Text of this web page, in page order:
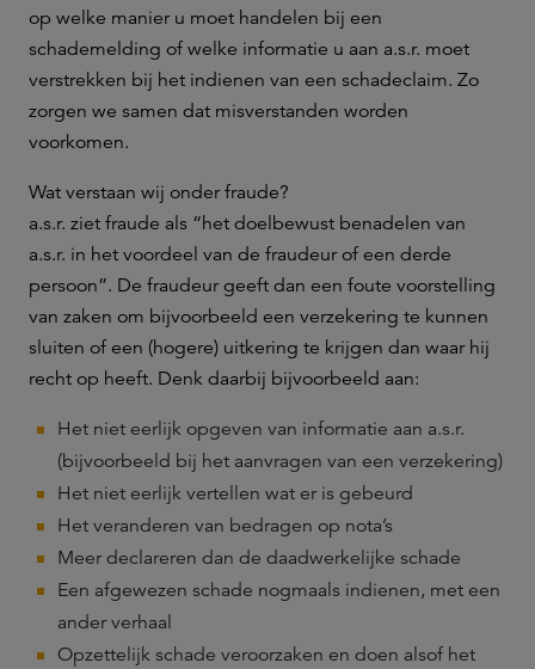
op welke manier u moet handelen bij een
schademelding of welke informatie u aan a.s.r. moet
verstrekken bij het indienen van een schadeclaim. Zo
zorgen we samen dat misverstanden worden
voorkomen.
Wat verstaan wij onder fraude?
a.s.r. ziet fraude als “het doelbewust benadelen van
a.s.r. in het voordeel van de fraudeur of een derde
persoon”. De fraudeur geeft dan een foute voorstelling
van zaken om bijvoorbeeld een verzekering te kunnen
sluiten of een (hogere) uitkering te krijgen dan waar hij
recht op heeft. Denk daarbij bijvoorbeeld aan:
Het niet eerlijk opgeven van informatie aan a.s.r.
(bijvoorbeeld bij het aanvragen van een verzekering)
Het niet eerlijk vertellen wat er is gebeurd
Het veranderen van bedragen op nota’s
Meer declareren dan de daadwerkelijke schade
Een afgewezen schade nogmaals indienen, met een
ander verhaal
Opzettelijk schade veroorzaken en doen alsof het